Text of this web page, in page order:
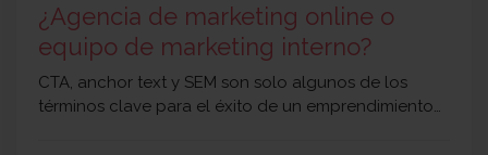
¿Agencia de marketing online o
equipo de marketing interno?
CTA, anchor text y SEM son solo algunos de los
términos clave para el éxito de un emprendimiento…